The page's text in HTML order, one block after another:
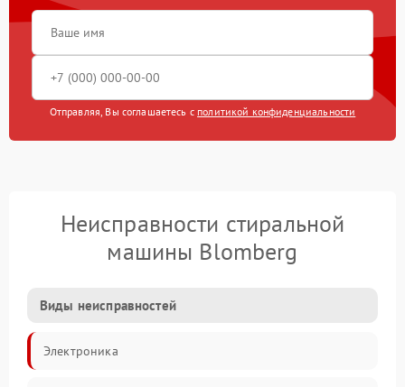
Отправляя, Вы соглашаетесь с политикой конфиденциальности
Неисправности стиральной
машины Blomberg
Виды неисправностей
Электроника